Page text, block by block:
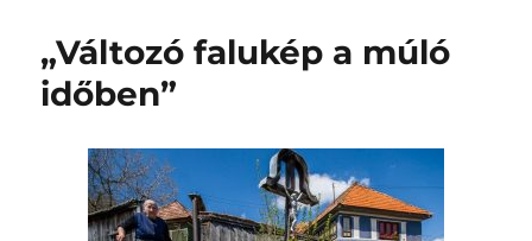
„Változó falukép a múló
időben”